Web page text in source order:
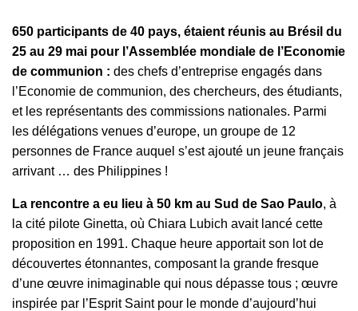
650 participants de 40 pays, étaient réunis au Brésil du
25 au 29 mai pour l’Assemblée mondiale de l’Economie
de communion : des chefs d’entreprise engagés dans
l’Economie de communion, des chercheurs, des étudiants,
et les représentants des commissions nationales. Parmi
les délégations venues d’europe, un groupe de 12
personnes de France auquel s’est ajouté un jeune français
arrivant … des Philippines !
La rencontre a eu lieu à 50 km au Sud de Sao Paulo, à
la cité pilote Ginetta, où Chiara Lubich avait lancé cette
proposition en 1991. Chaque heure apportait son lot de
découvertes étonnantes, composant la grande fresque
d’une œuvre inimaginable qui nous dépasse tous ; œuvre
inspirée par l’Esprit Saint pour le monde d’aujourd’hui